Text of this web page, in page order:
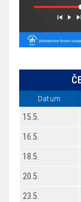
Datum
15.5.
16.5.
18.5.
20.5.
23.5.